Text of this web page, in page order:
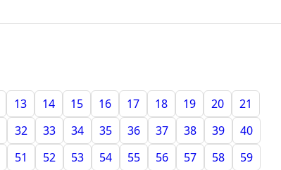
13 14 15 16 17 18 19 20
21
32 33 34 35 36 37 38 39
40
51 52 53 54 55 56 57 58
59